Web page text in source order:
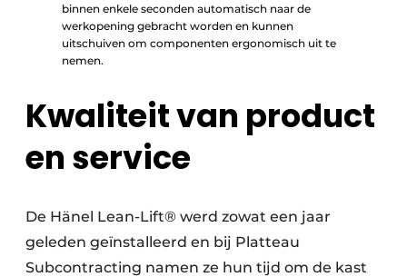
binnen enkele seconden automatisch naar de
werkopening gebracht worden en kunnen
uitschuiven om componenten ergonomisch uit te
nemen.
Kwaliteit van product
en service
De Hänel Lean-Lift® werd zowat een jaar
geleden geïnstalleerd en bij Platteau
Subcontracting namen ze hun tijd om de kast